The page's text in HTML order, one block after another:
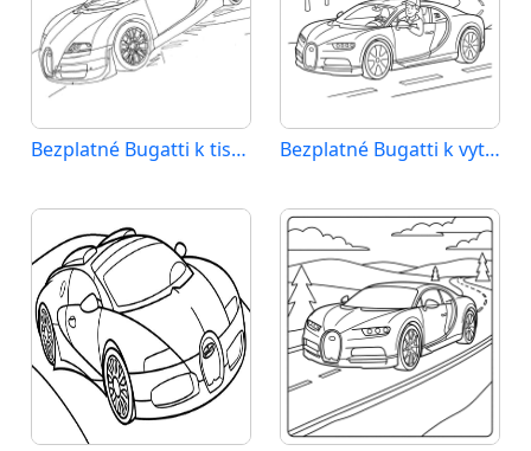
Bezplatné Bugatti k tisku Bezplatné Bugatti k vytištění